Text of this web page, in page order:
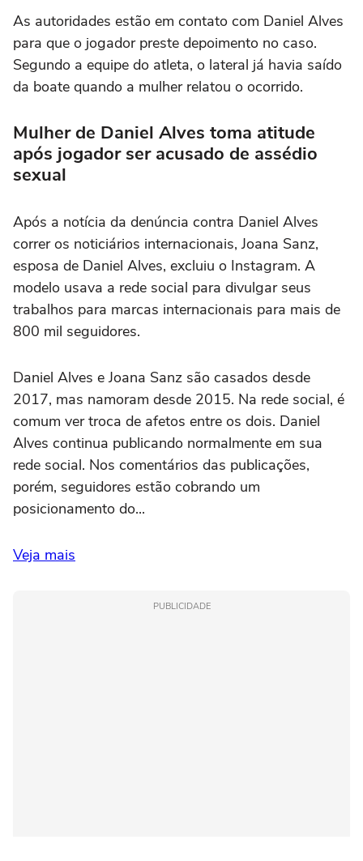
As autoridades estão em contato com Daniel Alves
para que o jogador preste depoimento no caso.
Segundo a equipe do atleta, o lateral já havia saído
da boate quando a mulher relatou o ocorrido.
Mulher de Daniel Alves toma atitude
após jogador ser acusado de assédio
sexual
Após a notícia da denúncia contra Daniel Alves
correr os noticiários internacionais, Joana Sanz,
esposa de Daniel Alves, excluiu o Instagram. A
modelo usava a rede social para divulgar seus
trabalhos para marcas internacionais para mais de
800 mil seguidores.
Daniel Alves e Joana Sanz são casados desde
2017, mas namoram desde 2015. Na rede social, é
comum ver troca de afetos entre os dois. Daniel
Alves continua publicando normalmente em sua
rede social. Nos comentários das publicações,
porém, seguidores estão cobrando um
posicionamento do...
Veja mais
PUBLICIDADE